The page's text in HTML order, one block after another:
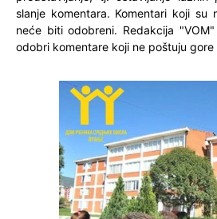
slanje komentara. Komentari koji su
neće biti odobreni. Redakcija
odobri komentare koji ne poštuju gore